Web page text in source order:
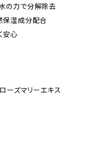
の力で分解除去
保湿成分配合
安心
ーズマリーエキス